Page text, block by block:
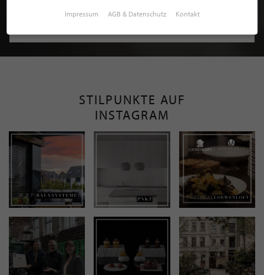
STILPUNKTE AUF
INSTAGRAM
Impressum AGB & Datenschutz Kontakt